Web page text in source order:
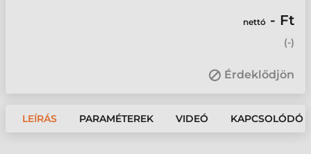
nettó - Ft
(-)
Érdeklődjön
LEÍRÁS PARAMÉTEREK VIDEÓ KAPCSOLÓDÓ